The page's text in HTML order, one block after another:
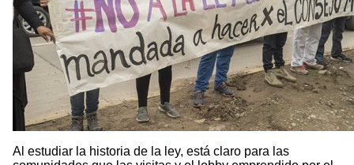
Al estudiar la historia de la ley, está claro para las